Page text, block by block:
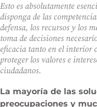
Esto es absolutamente
disponga de las
defensa, los recursos y los
toma de decisiones
eficacia tanto en el interior
proteger los valores e
ciudadanos.
La mayoría de las
preocupaciones y